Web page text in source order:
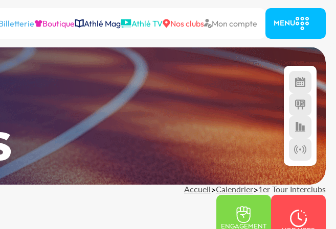
Boutique Athlé Mag Athlé TV Nos clubs Mon compte MENU
Accueil>Calendrier>1er Tour Interclubs
ENGAGEMENT